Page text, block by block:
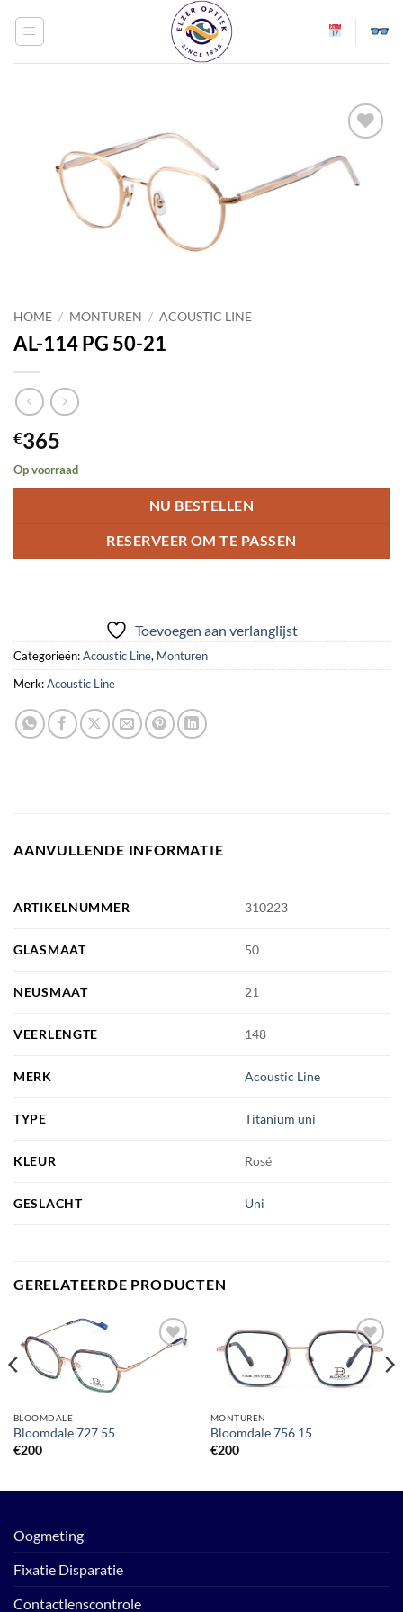
naar
Toevoegen
aan
verlanglijst
HOME / MONTUREN / ACOUSTIC LINE
AL-114 PG 50-21
€365
Op voorraad
NU BESTELLEN
RESERVEER OM TE PASSEN
Toevoegen aan verlanglijst
Categorieën:Acoustic Line, Monturen
Merk:Acoustic Line
AANVULLENDE INFORMATIE
ARTIKELNUMMER 310223
GLASMAAT 50
NEUSMAAT 21
VEERLENGTE 148
MERK Acoustic Line
TYPE Titanium uni
KLEUR Rosé
GESLACHT Uni
GERELATEERDE PRODUCTEN
Toevoegen
BLOOMDALE
Bloomdale 727 55
€200
Toevoegen
aan
verlanglijst
MONTUREN
Bloomdale 756 15
€200
Oogmeting
Fixatie Disparatie
Contactlenscontrole